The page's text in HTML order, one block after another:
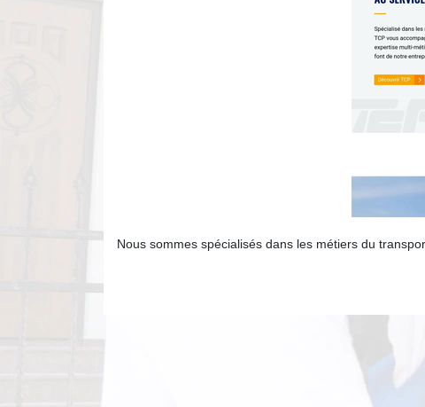
Nous sommes spécialisés dans les métiers du